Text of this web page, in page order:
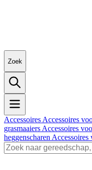
Zoek
Accessoires Accessoires
grasmaaiers Accessoires
heggenscharen Accessoires